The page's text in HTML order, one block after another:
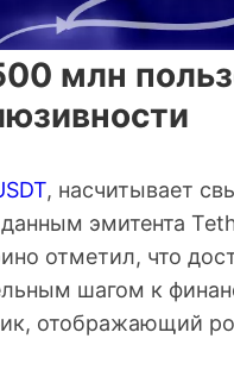
млн
, насчитывает
эмитента
отметил, что
шагом к
отображающий